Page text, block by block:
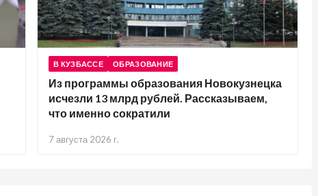
В КУЗБАССЕ ОБРАЗОВАНИЕ
Из программы образования Новокузнецка
исчезли 13 млрд рублей. Рассказываем,
что именно сократили
7 августа 2026 г.